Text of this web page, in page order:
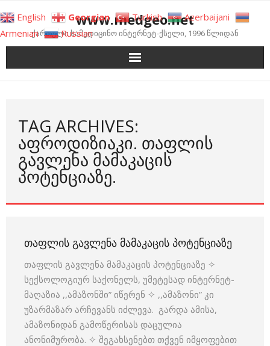
to
content
www.medgeo.net
ქართული სამედიცინო ინტერნეტ-ქსელი, 1996 წლიდან
TAG ARCHIVES:
ᲐᲤᲠᲝᲓᲘᲖᲘᲐᲙᲘ. ᲗᲐᲤᲚᲘᲡ
ᲒᲐᲕᲚᲔᲜᲐ ᲛᲐᲛᲐᲙᲐᲪᲘᲡ
ᲞᲝᲢᲔᲜᲪᲘᲐᲖᲔ.
ᲗᲐᲤᲚᲘᲡ ᲒᲐᲕᲚᲔᲜᲐ ᲛᲐᲛᲐᲙᲐᲪᲘᲡ ᲞᲝᲢᲔᲜᲪᲘᲐᲖᲔ
თაფლის გავლენა მამაკაცის პოტენციაზე ✧
სექსოლოგიურ საქონელს, უმეტესად ინტერნეტ-
მაღაზია ,,ამაზონში” იწერენ ✧ ,,ამაზონი” კი
უზარმაზარ არჩევანს იძლევა. გარდა ამისა,
ამაზონიდან გამოწერისას დაცულია
ანონიმურობა. ✧ შეგახსენებთ თქვენ იმყოფებით
English Georgian Turkish
Azerbaijani
Armenian
Russian